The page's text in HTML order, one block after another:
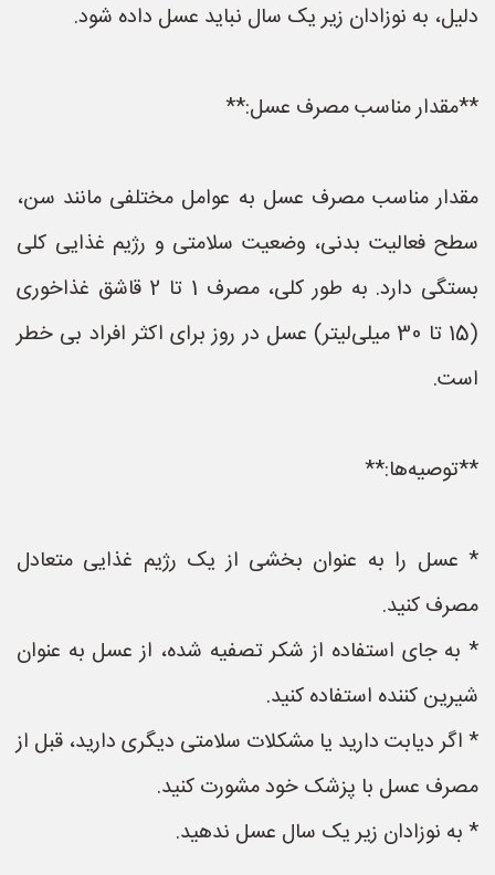
دلیل، به نوزادان زیر یک سال نباید عسل داده شود.
**مقدار مناسب مصرف عسل:**
مقدار مناسب مصرف عسل به عوامل مختلفی مانند سن،
سطح فعالیت بدنی، وضعیت سلامتی و رژیم غذایی کلی
بستگی دارد. به طور کلی، مصرف 1 تا 2 قاشق غذاخوری
(15 تا 30 میلی‌لیتر) عسل در روز برای اکثر افراد بی خطر
است.
**توصیه‌ها:**
* عسل را به عنوان بخشی از یک رژیم غذایی متعادل
مصرف کنید.
* به جای استفاده از شکر تصفیه شده، از عسل به عنوان
شیرین کننده استفاده کنید.
* اگر دیابت دارید یا مشکلات سلامتی دیگری دارید، قبل از
مصرف عسل با پزشک خود مشورت کنید.
* به نوزادان زیر یک سال عسل ندهید.